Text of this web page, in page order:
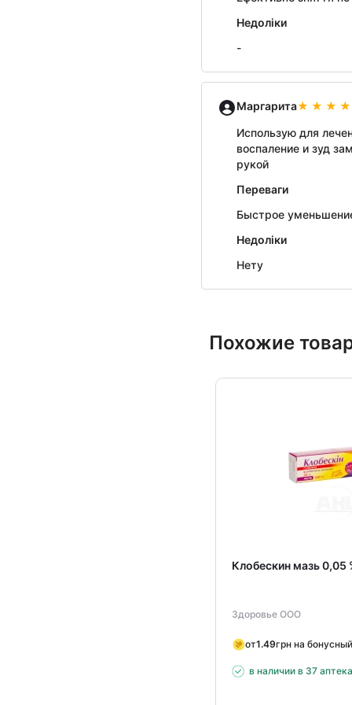
Недоліки
-
Маргарита
Использую для
воспаление и зуд
рукой
Переваги
Быстрое
Недоліки
Нету
Похожие
Клобескин мазь 0,05
Здоровье ООО
от1.49грн на
в наличии в 37